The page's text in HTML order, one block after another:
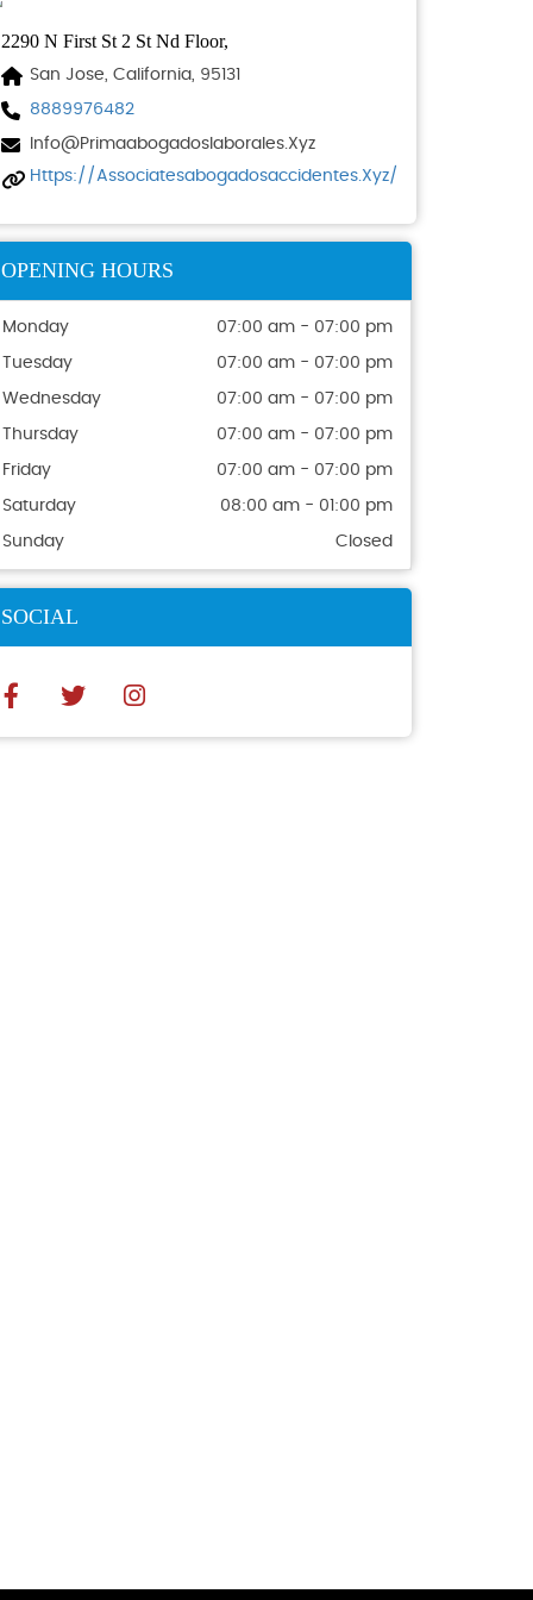
2290 N First St 2 St Nd Floor,
San Jose, California, 95131
8889976482
Info@primaabogadoslaborales.xyz
Https://associatesabogadosaccidentes.xyz/
OPENING HOURS
Monday 07:00 am - 07:00 pm
Tuesday 07:00 am - 07:00 pm
Wednesday 07:00 am - 07:00 pm
Thursday 07:00 am - 07:00 pm
Friday 07:00 am - 07:00 pm
Saturday 08:00 am - 01:00 pm
Sunday Closed
SOCIAL